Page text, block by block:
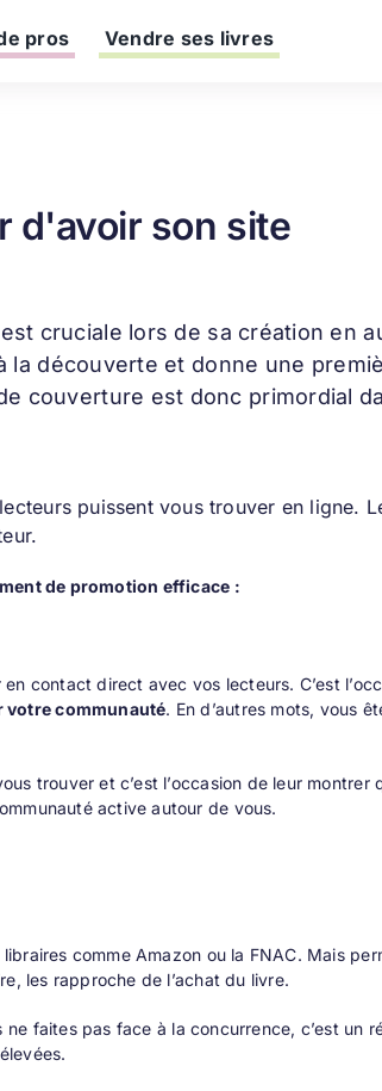
pros Vendre ses livres
d'avoir son site
est cruciale lors de sa création en
la découverte et donne une
couverture est donc primordial
puissent vous trouver en ligne.
de promotion efficace :
contact direct avec vos lecteurs. C’est
votre communauté. En d’autres mots, vous
trouver et c’est l’occasion de leur
active autour de vous.
comme Amazon ou la FNAC. Mais
les rapproche de l’achat du livre.
ne faites pas face à la concurrence, c’est un